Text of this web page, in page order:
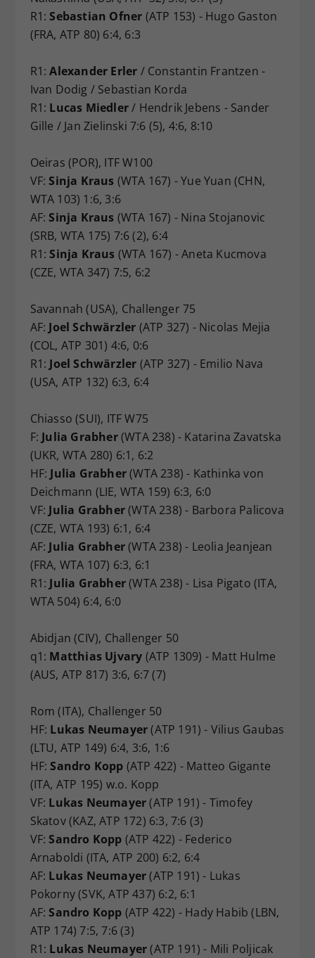
R1:Sebastian Ofner (ATP 153) - Hugo Gaston
(FRA, ATP 80) 6:4, 6:3
R1:Alexander Erler / Constantin Frantzen -
Ivan Dodig / Sebastian Korda
R1: Lucas Miedler/ Hendrik Jebens - Sander
Gille / Jan Zielinski 7:6 (5), 4:6, 8:10
Oeiras (POR), ITF W100
VF:Sinja Kraus (WTA 167) - Yue Yuan (CHN,
WTA 103) 1:6, 3:6
AF:Sinja Kraus (WTA 167) - Nina Stojanovic
(SRB, WTA 175) 7:6 (2), 6:4
R1:Sinja Kraus (WTA 167) - Aneta Kucmova
(CZE, WTA 347) 7:5, 6:2
Savannah (USA), Challenger 75
AF: Joel Schwärzler (ATP 327) - Nicolas Mejia
(COL, ATP 301) 4:6, 0:6
R1: Joel Schwärzler (ATP 327) - Emilio Nava
(USA, ATP 132) 6:3, 6:4
Chiasso (SUI), ITF W75
F: Julia Grabher(WTA 238) - Katarina Zavatska
(UKR, WTA 280) 6:1, 6:2
HF: Julia Grabher(WTA 238) - Kathinka von
Deichmann (LIE, WTA 159) 6:3, 6:0
VF: Julia Grabher(WTA 238) - Barbora Palicova
(CZE, WTA 193) 6:1, 6:4
AF: Julia Grabher(WTA 238) - Leolia Jeanjean
(FRA, WTA 107) 6:3, 6:1
R1: Julia Grabher(WTA 238) - Lisa Pigato (ITA,
WTA 504) 6:4, 6:0
Abidjan (CIV), Challenger 50
q1: Matthias Ujvary (ATP 1309) - Matt Hulme
(AUS, ATP 817) 3:6, 6:7 (7)
Rom (ITA), Challenger 50
HF: Lukas Neumayer(ATP 191) - Vilius Gaubas
(LTU, ATP 149) 6:4, 3:6, 1:6
HF:Sandro Kopp (ATP 422) - Matteo Gigante
(ITA, ATP 195) w.o. Kopp
VF: Lukas Neumayer(ATP 191) - Timofey
Skatov (KAZ, ATP 172) 6:3, 7:6 (3)
VF:Sandro Kopp (ATP 422) - Federico
Arnaboldi (ITA, ATP 200) 6:2, 6:4
AF: Lukas Neumayer(ATP 191) - Lukas
Pokorny (SVK, ATP 437) 6:2, 6:1
AF:Sandro Kopp (ATP 422) - Hady Habib (LBN,
ATP 174) 7:5, 7:6 (3)
R1: Lukas Neumayer(ATP 191) - Mili Poljicak